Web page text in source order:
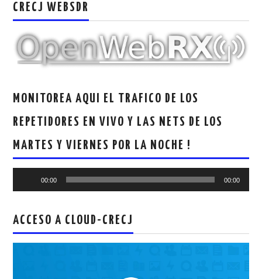
CRECJ WEBSDR
MONITOREA AQUI EL TRAFICO DE LOS
REPETIDORES EN VIVO Y LAS NETS DE LOS
MARTES Y VIERNES POR LA NOCHE !
00:00 00:00
ACCESO A CLOUD-CRECJ